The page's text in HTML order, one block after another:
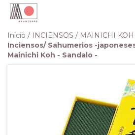
Inicio / INCIENSOS / MAINICHI KOH
Inciensos/ Sahumerios -
Mainichi Koh - Sandalo -